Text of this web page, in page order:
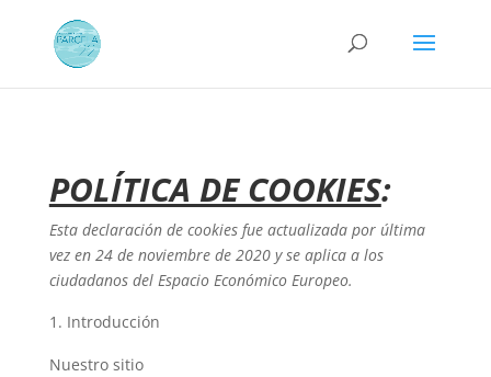
POLÍTICA DE COOKIES:
Esta declaración de cookies fue actualizada por última
vez en 24 de noviembre de 2020 y se aplica a los
ciudadanos del Espacio Económico Europeo.
Introducción
Nuestro sitio